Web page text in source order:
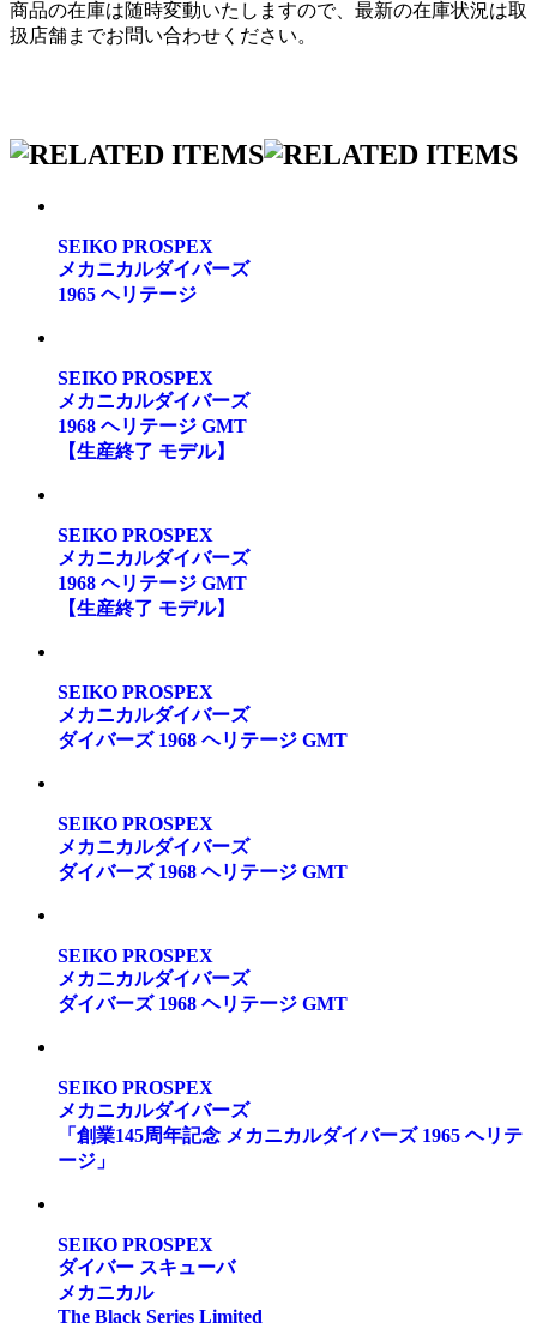
商品の在庫は随時変動いたしますので、最新の在庫状況は取
扱店舗までお問い合わせください。
SEIKO PROSPEX
メカニカルダイバーズ
1965 ヘリテージ
SEIKO PROSPEX
メカニカルダイバーズ
1968 ヘリテージ GMT
【生産終了 モデル】
SEIKO PROSPEX
メカニカルダイバーズ
1968 ヘリテージ GMT
【生産終了 モデル】
SEIKO PROSPEX
メカニカルダイバーズ
ダイバーズ 1968 ヘリテージ GMT
SEIKO PROSPEX
メカニカルダイバーズ
ダイバーズ 1968 ヘリテージ GMT
SEIKO PROSPEX
メカニカルダイバーズ
ダイバーズ 1968 ヘリテージ GMT
SEIKO PROSPEX
メカニカルダイバーズ
「創業145周年記念 メカニカルダイバーズ 1965 ヘリテ
ージ」
SEIKO PROSPEX
ダイバー スキューバ
メカニカル
The Black Series Limited